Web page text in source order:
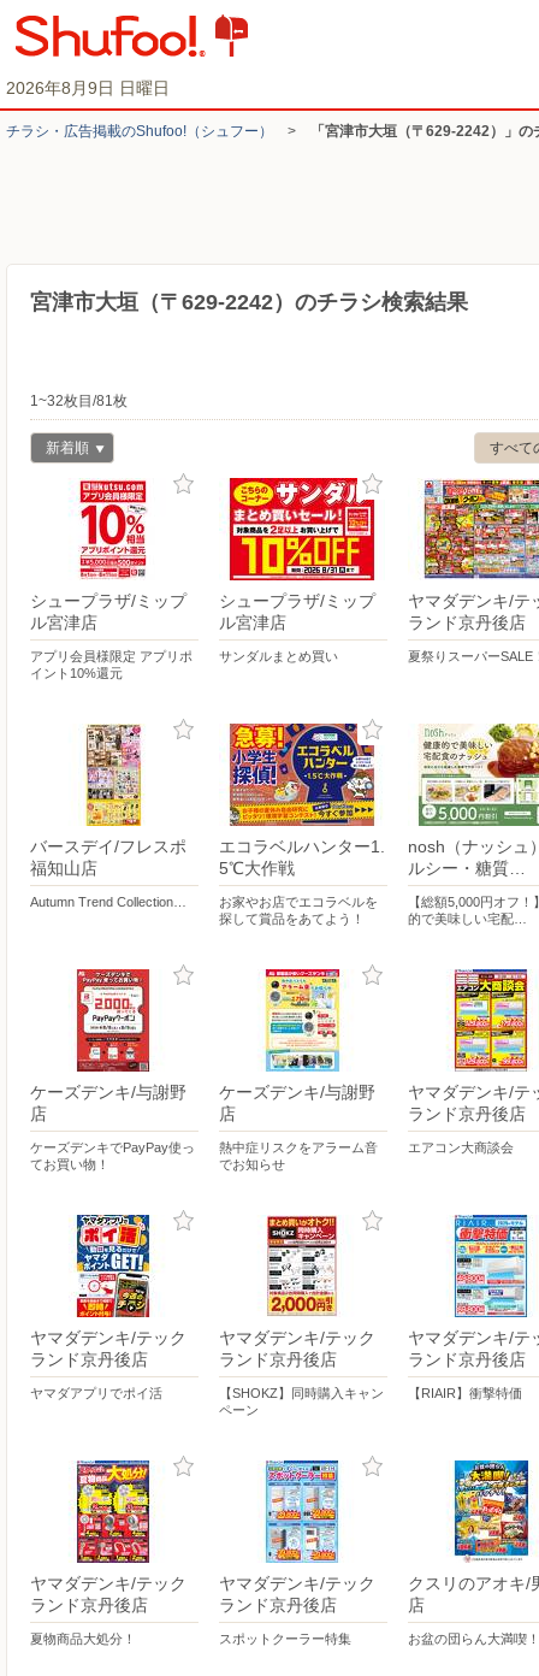
2026年8月9日 日曜日
チラシ・​広告掲載の​Shufoo!​（シュフー） > 「宮津市大垣（〒629-2242）」
宮津市大垣（〒629-2242）のチラシ検索結果
1~32枚目/81枚
すべて
新着順
シュープラザ/ミップ
ル宮津店
アプリ会員様限定 アプリポ
イント10%還元
シュープラザ/ミップ
ル宮津店
サンダルまとめ買い
ヤマダデンキ/テ
ランド京丹後店
夏祭りスーパーSALE
バースデイ/フレスポ
福知山店
Autumn Trend Collection…
エコラベルハンター1.
5℃大作戦
お家やお店でエコラベルを
探して賞品をあてよう！
nosh（ナッシュ
ルシー・糖質…
【総額5,000円オフ！
的で美味しい宅配…
ケーズデンキ/与謝野
店
ケーズデンキでPayPay使っ
てお買い物！
ケーズデンキ/与謝野
店
熱中症リスクをアラーム音
でお知らせ
ヤマダデンキ/テ
ランド京丹後店
エアコン大商談会
ヤマダデンキ/テック
ランド京丹後店
ヤマダアプリでポイ活
ヤマダデンキ/テック
ランド京丹後店
【SHOKZ】同時購入キャン
ペーン
ヤマダデンキ/テ
ランド京丹後店
【RIAIR】衝撃特価
ヤマダデンキ/テック
ランド京丹後店
夏物商品大処分！
ヤマダデンキ/テック
ランド京丹後店
スポットクーラー特集
クスリのアオキ/
店
お盆の団らん大満喫！